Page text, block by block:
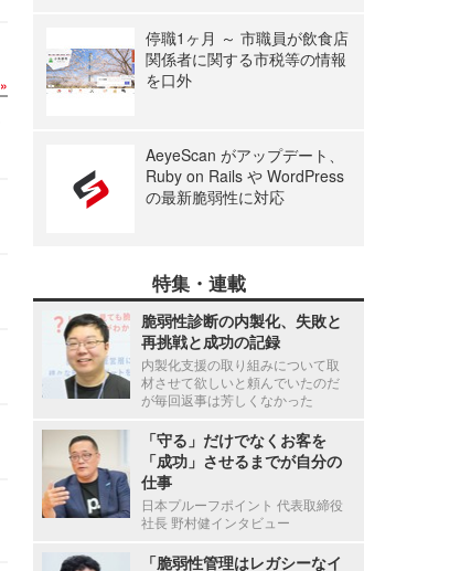
停職1ヶ月 ～ 市職員が飲食店
関係者に関する市税等の情報
を口外
AeyeScan がアップデート、
Ruby on Rails や WordPress
の最新脆弱性に対応
特集・連載
脆弱性診断の内製化、失敗と
再挑戦と成功の記録
内製化支援の取り組みについて取
材させて欲しいと頼んでいたのだ
が毎回返事は芳しくなかった
「守る」だけでなくお客を
「成功」させるまでが自分の
仕事
日本プルーフポイント 代表取締役
社長 野村健インタビュー
「脆弱性管理はレガシーなイ